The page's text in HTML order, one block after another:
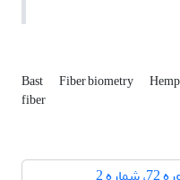
Bast Fiber biometry Hemp
fiber